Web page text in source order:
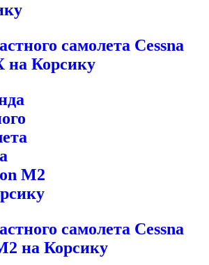
самолета Cessna
на Корсику
самолета Cessna
на Корсику